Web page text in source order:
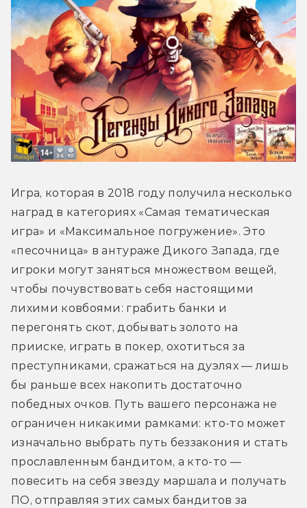
Игра, которая в 2018 году получила несколько
наград в категориях «Самая тематическая
игра» и «Максимальное погружение». Это
«песочница» в антураже Дикого Запада, где
игроки могут заняться множеством вещей,
чтобы почувствовать себя настоящими
лихими ковбоями: грабить банки и
перегонять скот, добывать золото на
прииске, играть в покер, охотиться за
преступниками, сражаться на дуэлях — лишь
бы раньше всех накопить достаточно
победных очков. Путь вашего персонажа не
ограничен никакими рамками: кто-то может
изначально выбрать путь беззакония и стать
прославленным бандитом, а кто-то —
повесить на себя звезду маршала и получать
ПО, отправляя этих самых бандитов за